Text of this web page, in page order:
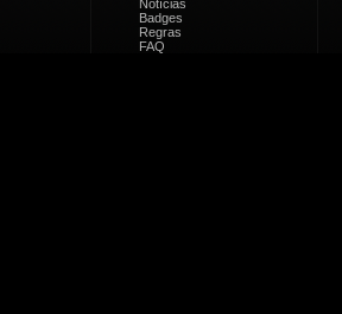
Notícias
Badges
Regras
FAQ